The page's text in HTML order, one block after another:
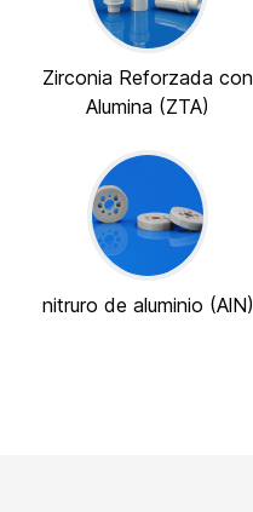
Zirconia Reforzada con
Alumina (ZTA)
nitruro de aluminio (AlN)